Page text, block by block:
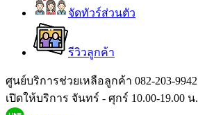
จัดทัวร์ส่วนตัว
รีวิวลูกค้า
ศูนย์บริการช่วยเหลือลูกค้า 082-203-9942
เปิดให้บริการ จันทร์ - ศุกร์ 10.00-19.00 น.